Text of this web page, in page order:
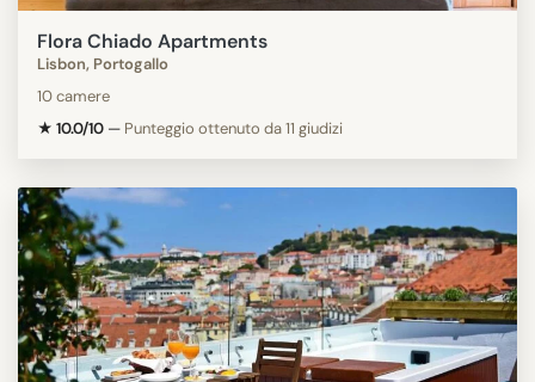
Flora Chiado Apartments
Lisbon, Portogallo
10 camere
★ 10.0/10 — Punteggio ottenuto da 11 giudizi